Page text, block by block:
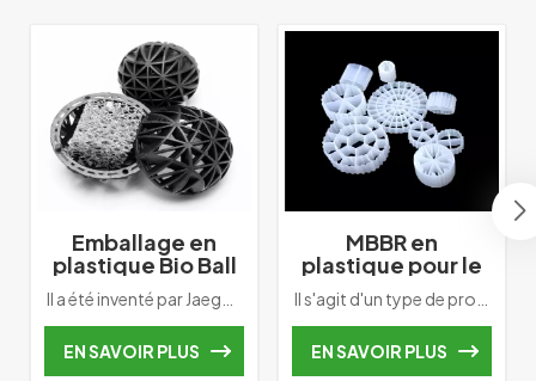
Emballage en
plastique Bio Ball
pour le
traitement de
l'eau
EN SAVOIR PLUS
MBBR en
plastique pour le
traitement de
l'eau
EN SAVOIR PLUS